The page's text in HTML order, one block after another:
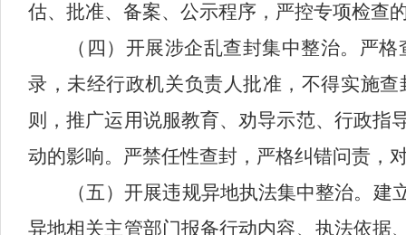
估、批准、备案、公示程序，严控专项检查
（四） 开展涉企乱查封集中整治。 严格
录，未经行政机关负责人批准，不得实施
则，推广运用说服教育、劝导示范、行政指
动的影响。严禁任性查封，严格纠错问责，
（五）开展违规异地执法集中整治。 建
异地相关主管部门报备行动内容、执法依据